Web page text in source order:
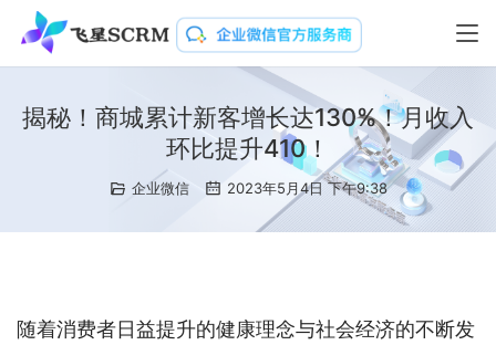
揭秘！商城累计新客增长达130%！月收入
环比提升410！
企业微信 2023年5月4日 下午9:38
随着消费者日益提升的健康理念与社会经济的不断发